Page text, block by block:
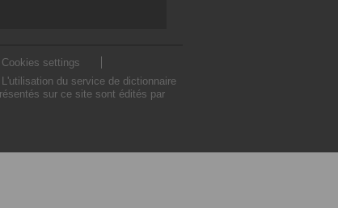
Cookies settings
du service de dictionnaire
sur ce site sont édités par